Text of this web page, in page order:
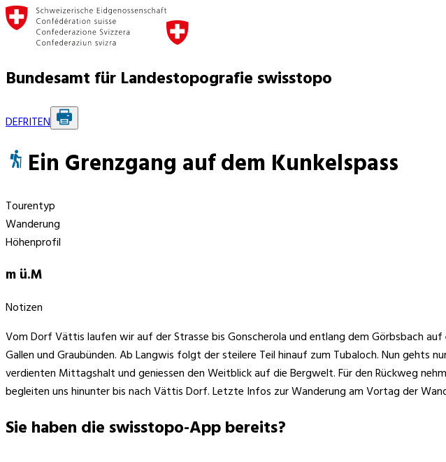
Bundesamt für Landestopografie swisstopo
DEFRITEN
Ein Grenzgang auf dem Kunkelspass
Tourentyp
Wanderung
Höhenprofil
m ü.M
Notizen
Vom Dorf Vättis laufen wir auf der Strasse bis Gonscherola und entlang dem Görbsbach
Gallen und Graubünden. Ab Langwis folgt der steilere Teil hinauf zum Tubaloch. Nun gehts
verdienten Mittagshalt und geniessen den Weitblick auf die Bergwelt. Für den Rückweg
begleiten uns hinunter bis nach Vättis Dorf. Letzte Infos zur Wanderung am Vortag der
Sie haben die swisstopo-App bereits?